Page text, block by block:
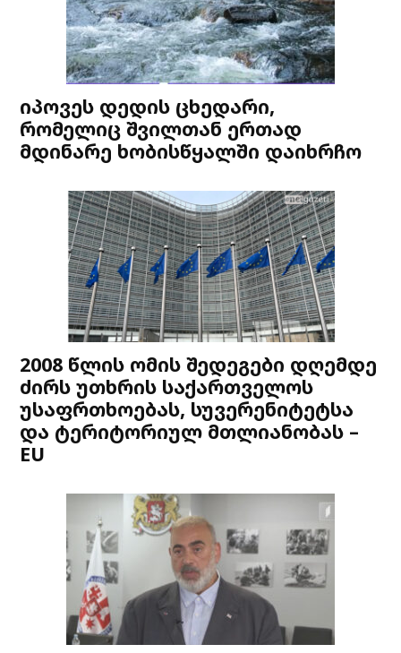
იპოვეს დედის ცხედარი,
რომელიც შვილთან ერთად
მდინარე ხობისწყალში დაიხრჩო
2008 წლის ომის შედეგები დღემდე
ძირს უთხრის საქართველოს
უსაფრთხოებას, სუვერენიტეტსა
და ტერიტორიულ მთლიანობას –
EU